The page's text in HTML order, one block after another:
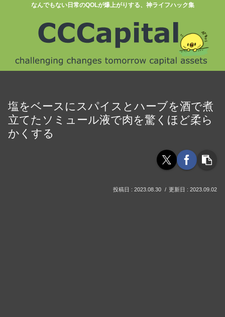
なんでもない日常のQOLが爆上がりする、神ライフハック集
塩をベースにスパイスとハーブを酒で煮
立てたソミュール液で肉を驚くほど柔ら
かくする
2023.08.30 2023.09.02